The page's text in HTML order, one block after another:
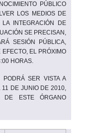
PÚBLICO
LOS MEDIOS DE
LA INTEGRACIÓN DE
SE PRECISAN,
SESIÓN PÚBLICA,
EFECTO, EL PRÓXIMO
HORAS.
PODRÁ SER VISTA A
11 DE JUNIO DE 2010,
ESTE ÓRGANO